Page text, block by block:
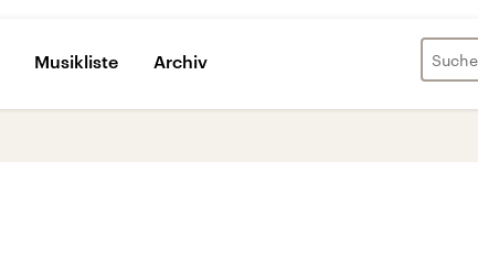
Musikliste Archiv